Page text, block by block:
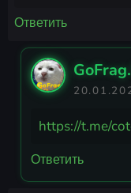
Ответить
https://t.me/
Ответить